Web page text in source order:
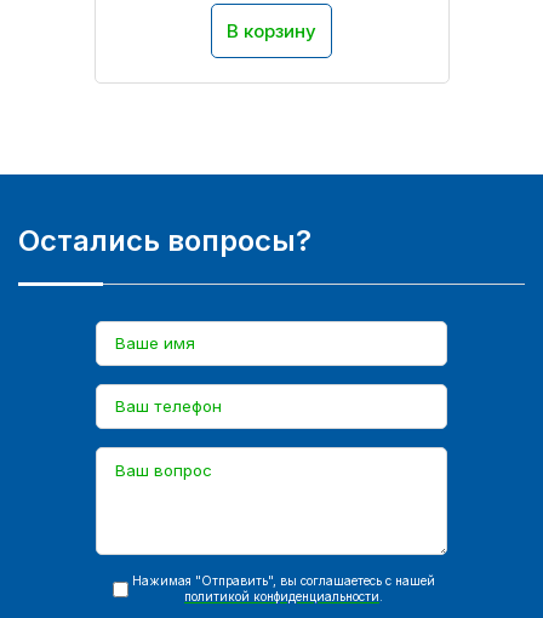
В корзину
Остались вопросы?
Нажимая "Отправить", вы соглашаетесь с нашей
политикой конфиденциальности